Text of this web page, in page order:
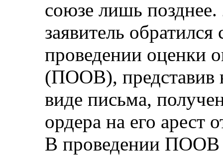
союзе лишь
заявитель
проведении оценки
(ПООВ), представив
виде письма,
ордера на его арест
В проведении ПООВ